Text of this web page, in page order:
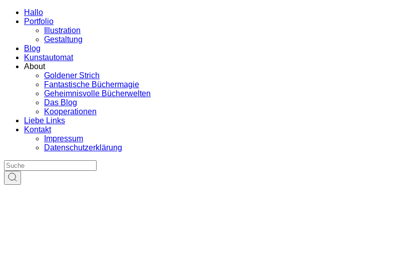
Hallo
Portfolio
Illustration
Gestaltung
Blog
Kunstautomat
About
Goldener Strich
Fantastische Büchermagie
Geheimnisvolle Bücherwelten
Das Blog
Kooperationen
Liebe Links
Kontakt
Impressum
Datenschutzerklärung